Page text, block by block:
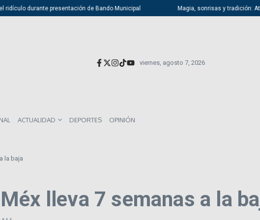
durante presentación de Bando Municipal Magia, sonrisas y tradición:
viernes, agosto 7, 2026
ACTUALIDAD DEPORTES OPINIÓN
la baja
lleva 7 semanas a la